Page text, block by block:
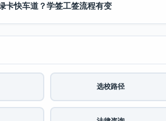
卡快车道？学签工签流程有变
选校路径